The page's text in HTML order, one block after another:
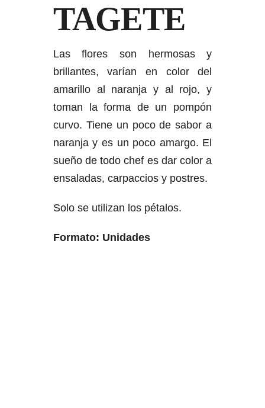
TAGETE
Las flores son hermosas y
brillantes, varían en color del
amarillo al naranja y al rojo, y
toman la forma de un pompón
curvo. Tiene un poco de sabor a
naranja y es un poco amargo. El
sueño de todo chef es dar color a
ensaladas, carpaccios y postres.
Solo se utilizan los pétalos.
Formato: Unidades